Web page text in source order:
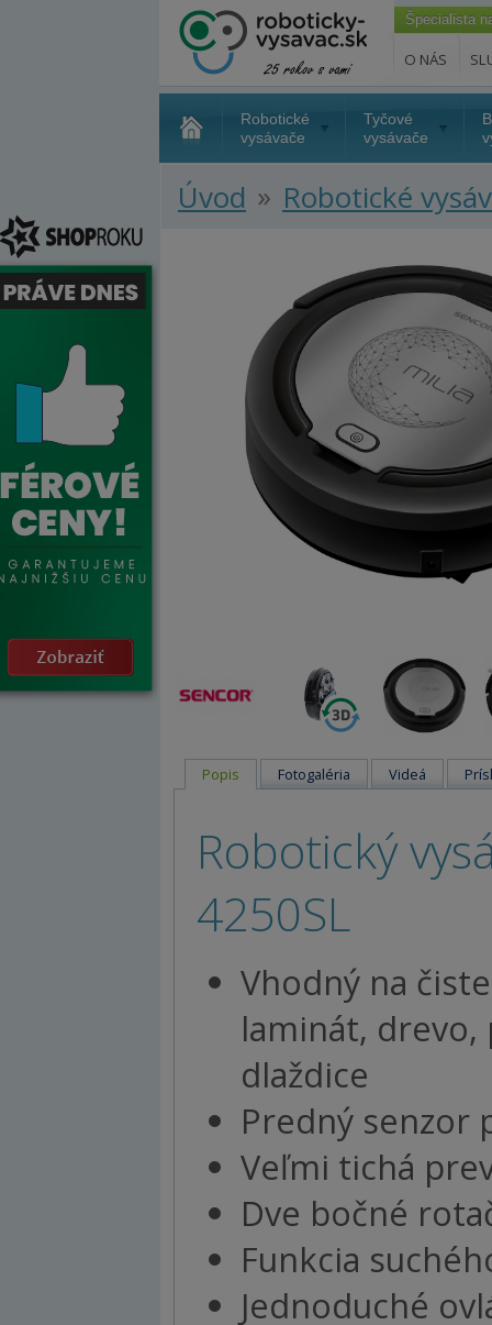
Špecialista
O NÁS
Robotické
vysávače
Tyčové
vysávače
Úvod » Robotické
Popis Fotogaléria Videá
Robotický
4250SL
Vhodný na
laminát,
dlaždice
Predný senzor
Veľmi tichá
Dve bočné
Funkcia
Jednoduché